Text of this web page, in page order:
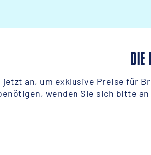
DIE
jetzt an, um exklusive Preise für
wenden Sie sich bitte